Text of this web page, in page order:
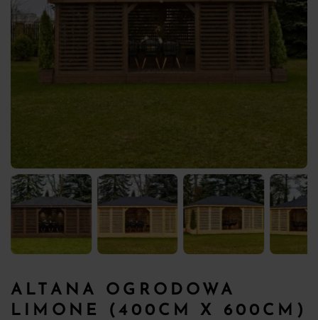
ALTANA OGRODOWA
LIMONE (400CM X 600CM)